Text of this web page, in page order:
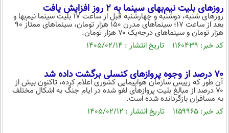
روزهای بلیت نیم‌بهای سینما به ۲ روز افزایش یافت
روزهای شنبه، دوشنبه و چهارشنبه قبل از ساعت ۱۷ بلیت سینما نیم‌بها و
بعد از ساعت ۱۷؛ سینماهای مدرن ۱۵۰ هزار تومان، سینماهای ممتاز ۹۰
هزار تومان و سینماهای درجه‌یک ۷۰ هزار تومان.
کد خبر: ۱۱۶۰۴۳۹ تاریخ انتشار : ۱۴۰۵/۰۲/۱۴
۷۰ درصد از وجوه پروازهای کنسلی برگشت داده شد
آن طور که رییس سازمان هواپیمایی کشوری اعلام کرده، تاکنون بیش از
۷۰ درصد از مبالغ بلیت‌ پروازهای لغو شده در ایام جنگ به اشکال مختلف
به مسافران بازگردانده شده است.
کد خبر: ۱۱۵۹۹۶۵ تاریخ انتشار : ۱۴۰۵/۰۲/۱۲